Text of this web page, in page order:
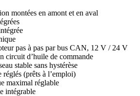
montées en amont et en aval
pas à pas par bus CAN, 12 V / 24 V
circuit d’huile de commande
stable sans hystérèse
réglés (prêts à l’emploi)
maximal réglable
intégrable